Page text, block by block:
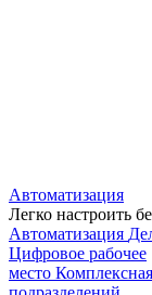
Автоматизация
Легко настроить
Автоматизация
Цифровое рабочее
место